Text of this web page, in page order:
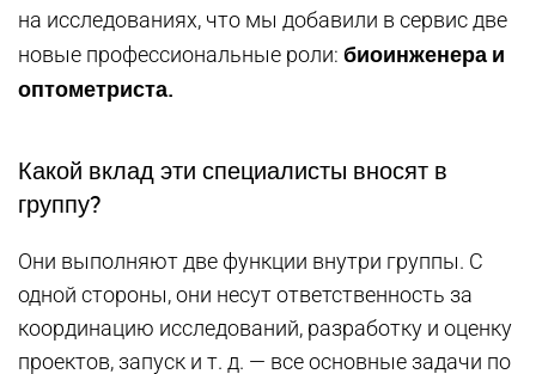
на исследованиях, что мы добавили в сервис две
новые профессиональные роли: биоинженера и
оптометриста.
Какой вклад эти специалисты вносят в
группу?
Они выполняют две функции внутри группы. С
одной стороны, они несут ответственность за
координацию исследований, разработку и оценку
проектов, запуск и т. д. — все основные задачи по